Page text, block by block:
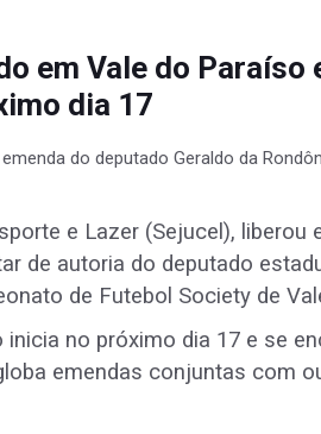
em Vale do Paraíso
dia 17
e Lazer (Sejucel), liberou
de autoria do deputado
de Futebol Society de
no próximo dia 17 e se
emendas conjuntas com